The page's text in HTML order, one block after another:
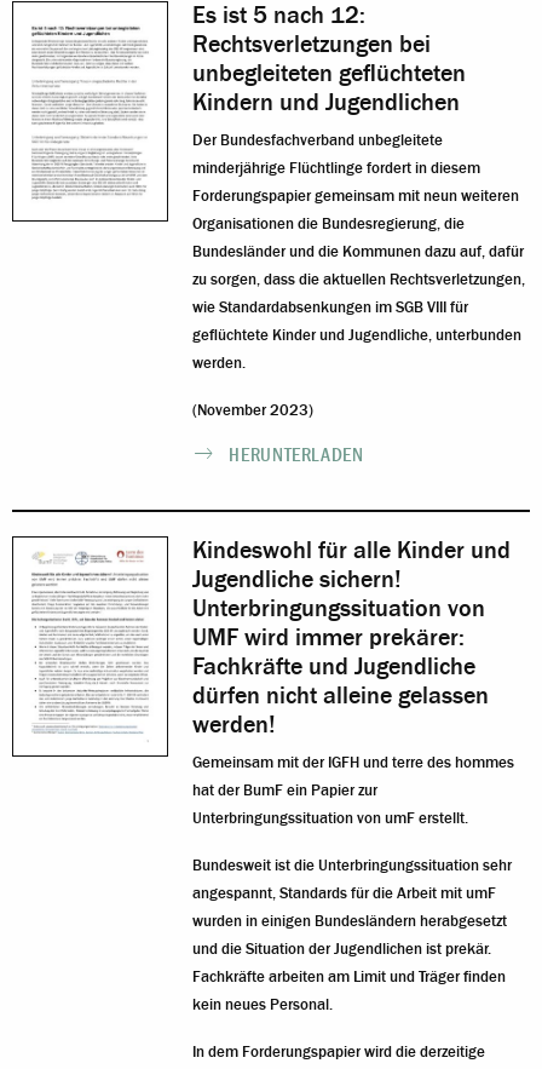
Es ist 5 nach 12:
Rechtsverletzungen bei
unbegleiteten geflüchteten
Kindern und Jugendlichen
Der Bundesfachverband unbegleitete
minderjährige Flüchtlinge fordert in diesem
Forderungspapier gemeinsam mit neun weiteren
Organisationen die Bundesregierung, die
Bundesländer und die Kommunen dazu auf, dafür
zu sorgen, dass die aktuellen Rechtsverletzungen,
wie Standardabsenkungen im SGB VIII für
geflüchtete Kinder und Jugendliche, unterbunden
werden.
(November 2023)
HERUNTERLADEN
Kindeswohl für alle Kinder und
Jugendliche sichern!
Unterbringungssituation von
UMF wird immer prekärer:
Fachkräfte und Jugendliche
dürfen nicht alleine gelassen
werden!
Gemeinsam mit der IGFH und terre des hommes
hat der BumF ein Papier zur
Unterbringungssituation von umF erstellt.
Bundesweit ist die Unterbringungssituation sehr
angespannt, Standards für die Arbeit mit umF
wurden in einigen Bundesländern herabgesetzt
und die Situation der Jugendlichen ist prekär.
Fachkräfte arbeiten am Limit und Träger finden
kein neues Personal.
In dem Forderungspapier wird die derzeitige